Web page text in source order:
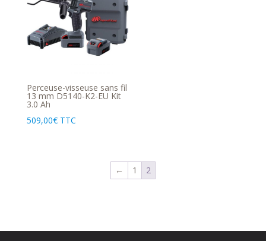
Perceuse-visseuse sans fil
13 mm D5140-K2-EU Kit
3.0 Ah
509,00€ TTC
← 1 2